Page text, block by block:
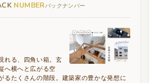
NUMBER バックナンバー
れる、四角い箱。玄
へ横へと広がる空
るたくさんの階段。建築家の豊かな発想に